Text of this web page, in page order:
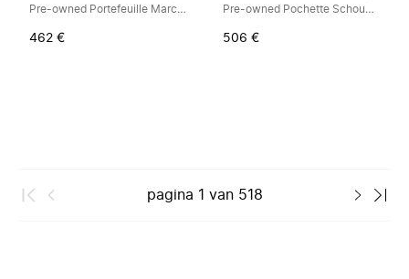
Pre-owned Portefeuille Marco Damier Azur Portemonnee
462 €
Pre-owned Pochette Schoudertas
506 €
pagina 1 van 518